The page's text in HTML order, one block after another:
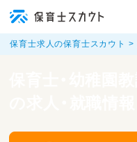
保育士求人の保育士スカウト